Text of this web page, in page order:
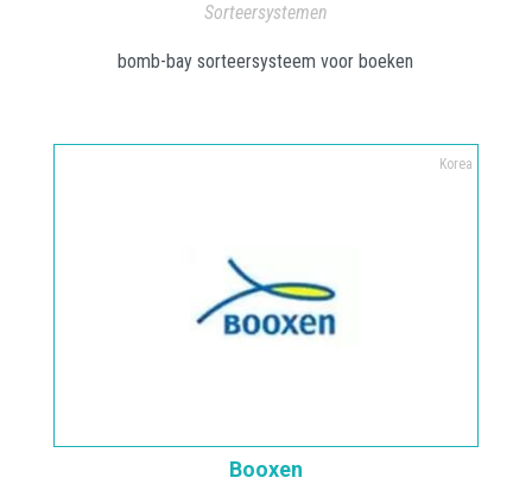
Sorteersystemen
bomb-bay sorteersysteem voor boeken
Booxen
Korea